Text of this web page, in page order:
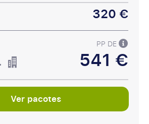
320 €
PP DE
541 €
Ver pacotes